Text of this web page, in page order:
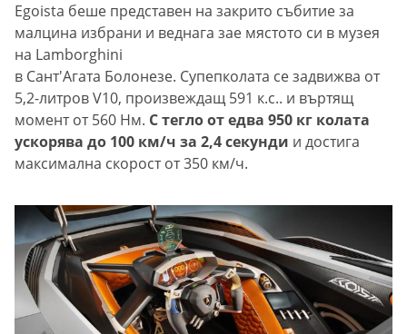
Egoista беше представен на закрито събитие за
малцина избрани и веднага зае мястото си в музея
на Lamborghini
в Сант'Агата Болонезе. Супепколата се задвижва от
5,2-литров V10, произвеждащ 591 к.с.. и въртящ
момент от 560 Нм. С тегло от едва 950 кг колата
ускорява до 100 км/ч за 2,4 секунди и достига
максимална скорост от 350 км/ч.